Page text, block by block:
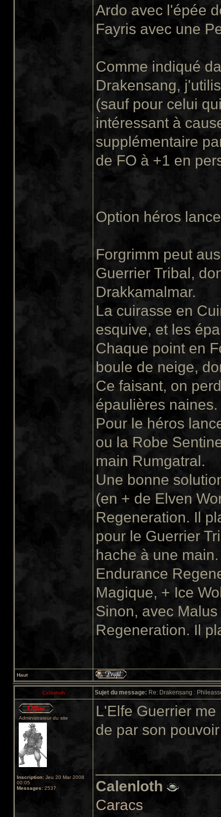
Ardo avec l'épée
Fayris avec une
Comme indiqué
Drakensang,
(sauf pour celui
intéressant à
supplémentaire
de FO à +1 en
Option héros
Forgrimm peut
Guerrier Tribal,
Drakkamalmar.
La cuirasse en
esquive, et les
Chaque point en
boule de neige,
Ce faisant, on
épaulières naines.
Pour le héros
ou la Robe
main Rumgatral.
Une bonne
(en + de Elven
Regeneration. Il
pour le Guerrier
hache à une
Endurance
Magique, + Ice
Sinon, avec
Regeneration. Il
Haut
Calenloth Sujet du message: Re: Drakensang :
Administrateur du site
Inscription: Jeu 20 Mar 2008
00:05
Messages: 2537
L'Elfe Guerrier
de par son
Calenloth
Caracs